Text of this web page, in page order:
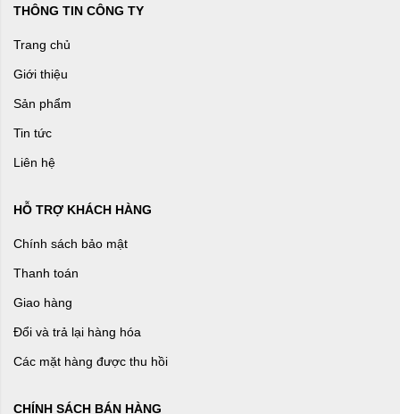
THÔNG TIN CÔNG TY
Trang chủ
Giới thiệu
Sản phẩm
Tin tức
Liên hệ
HỖ TRỢ KHÁCH HÀNG
Chính sách bảo mật
Thanh toán
Giao hàng
Đổi và trả lại hàng hóa
Các mặt hàng được thu hồi
CHÍNH SÁCH BÁN HÀNG